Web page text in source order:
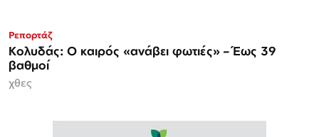
Ρεπορτάζ
Κολυδάς: Ο καιρός «ανάβει φωτιές» – Έως 39
βαθμοί
χθες